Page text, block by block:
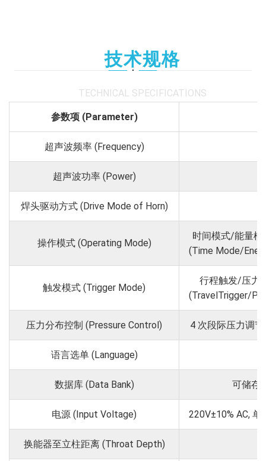
技术规格
TECHNICAL SPECIFICATIONS
参数项 (Parameter)
超声波频率 (Frequency)
超声波功率 (Power)
焊头驱动方式 (Drive Mode of Horn)
操作模式 (Operating Mode)
时间模式/能量
(Time Mode/
触发模式 (Trigger Mode)
行程触发/压力
(TravelTrigger/
压力分布控制 (Pressure Control) 4 次段际压力调
语言选单 (Language)
数据库 (Data Bank) 可储存
电源 (Input Voltage) 220V±10% AC,
换能器至立柱距离 (Throat Depth)